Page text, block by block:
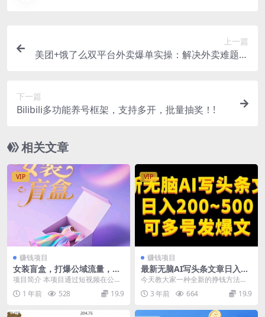
上一篇
美团+饿了么双平台外卖爆单实操：解决外卖难题，
下一篇
Bilibili多功能养号框架，支持多开，批量抽奖！!
相关文章
VIP
赚钱项目
女装盲盒，打爆公域流量，如
何单日引流100人
项目简介 本项目通过短视频在公域
引流，起号率在90%，引流私域去
成交。公域采取免...
1 年前 528 19.9
VIP
赚钱项目
最新无脑AI写头条文章日入20
0~500可多号发爆文
今天教大家一种全新的挣钱方法，
现在外面收费1980的今日头条图文
爆力玩法,用AI...
3 年前 664 19.9